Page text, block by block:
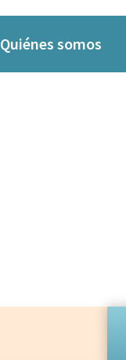
Quiénes somos